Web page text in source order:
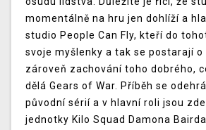
momentálně na hru jen dohlíží a
studio People Can Fly, kteří do
svoje myšlenky a tak se postarají
zároveň zachování toho dobrého,
dělá Gears of War. Příběh se
původní sérií a v hlavní roli jsou
jednotky Kilo Squad Damona